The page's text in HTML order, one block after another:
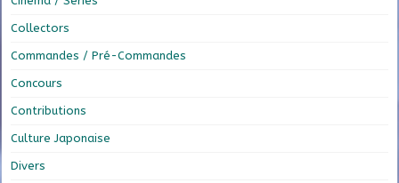
Collectors
Commandes / Pré-Commandes
Concours
Contributions
Culture Japonaise
Divers